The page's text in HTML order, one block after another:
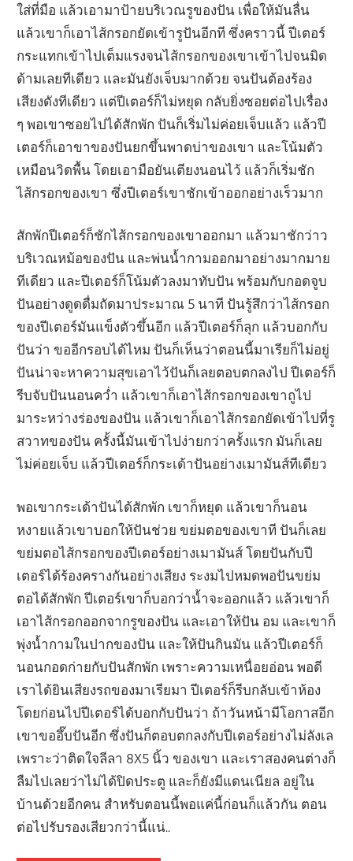
ใส่ที่มือ แล้วเอามาป้ายบริเวณรูของปัน เพื่อให้มันลื่น
แล้วเขาก็เอาไส้กรอกยัดเข้ารูปันอีกที ซึ่งคราวนี้ ปีเตอร์
กระแทกเข้าไปเต็มแรงจนไส้กรอกของเขาเข้าไปจนมิด
ด้ามเลยทีเดียว และมันยังเจ็บมากด้วย จนปันต้องร้อง
เสียงดังทีเดียว แต่ปีเตอร์ก็ไม่หยุด กลับยิ่งซอยต่อไปเรื่อง
ๆ พอเขาซอยไปได้สักพัก ปันก็เริ่มไม่ค่อยเจ็บแล้ว แล้วปี
เตอร์ก็เอาขาของปันยกขึ้นพาดบ่าของเขา และโน้มตัว
เหมือนวิดพื้น โดยเอามือยันเตียงนอนไว้ แล้วก็เริ่มชัก
ไส้กรอกของเขา ซึ่งปีเตอร์เขาชักเข้าออกอย่างเร็วมาก
สักพักปีเตอร์ก็ชักไส้กรอกของเขาออกมา แล้วมาชักว่าว
บริเวณหม้อของปัน และพ่นน้ำกามออกมาอย่างมากมาย
ทีเดียว และปีเตอร์ก็โน้มตัวลงมาทับปัน พร้อมกับกอดจูบ
ปันอย่างดูดดื่มถัดมาประมาณ 5 นาที ปันรู้สึกว่าไส้กรอก
ของปีเตอร์มันแข็งตัวขึ้นอีก แล้วปีเตอร์ก็ลุก แล้วบอกกับ
ปันว่า ขออีกรอบได้ไหม ปันก็เห็นว่าตอนนี้มาเรียก็ไม่อยู่
ปันน่าจะหาความสุขเอาไว้ปันก็เลยตอบตกลงไป ปีเตอร์ก็
รีบจับปันนอนคว่ำ แล้วเขาก็เอาไส้กรอกของเขาถูไป
มาระหว่างร่องของปัน แล้วเขาก็เอาไส้กรอกยัดเข้าไปที่รู
สวาทของปัน ครั้งนี้มันเข้าไปง่ายกว่าครั้งแรก มันก็เลย
ไม่ค่อยเจ็บ แล้วปีเตอร์ก็กระเด้าปันอย่างเมามันส์ทีเดียว
พอเขากระเด้าปันได้สักพัก เขาก็หยุด แล้วเขาก็นอน
หงายแล้วเขาบอกให้ปันช่วย ขย่มตอของเขาที ปันก็เลย
ขย่มตอไส้กรอกของปีเตอร์อย่างเมามันส์ โดยปันกับปี
เตอร์ได้ร้องครางกันอย่างเสียง ระงมไปหมดพอปันขย่ม
ตอได้สักพัก ปีเตอร์เขาก็บอกว่าน้ำจะออกแล้ว แล้วเขาก็
เอาไส้กรอกออกจากรูของปัน และเอาให้ปัน อม และเขาก็
พุ่งน้ำกามในปากของปัน และให้ปันกินมัน แล้วปีเตอร์ก็
นอนกอดก่ายกับปันสักพัก เพราะความเหนื่อยอ่อน พอดี
เราได้ยินเสียงรถของมาเรียมา ปีเตอร์ก็รีบกลับเข้าห้อง
โดยก่อนไปปีเตอร์ได้บอกกับปันว่า ถ้าวันหน้ามีโอกาสอีก
เขาขออึ๊บปันอีก ซึ่งปันก็ตอบตกลงกับปีเตอร์อย่างไม่ลังเล
เพราะว่าติดใจลีลา 8X5 นิ้ว ของเขา และเราสองคนต่างก็
ลืมไปเลยว่าไม่ได้ปิดประตู และก็ยังมีแดนเนียล อยู่ใน
บ้านด้วยอีกคน สำหรับตอนนี้พอแค่นี้ก่อนก็แล้วกัน ตอน
ต่อไปรับรองเสียวกว่านี้แน่..